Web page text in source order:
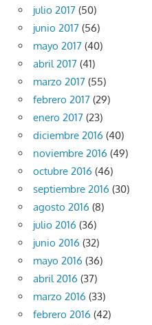
julio 2017 (50)
junio 2017 (56)
mayo 2017 (40)
abril 2017 (41)
marzo 2017 (55)
febrero 2017 (29)
enero 2017 (23)
diciembre 2016 (40)
noviembre 2016 (49)
octubre 2016 (46)
septiembre 2016 (30)
agosto 2016 (8)
julio 2016 (36)
junio 2016 (32)
mayo 2016 (36)
abril 2016 (37)
marzo 2016 (33)
febrero 2016 (42)